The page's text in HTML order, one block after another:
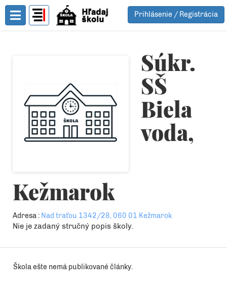
Toggle Menu
Prihlásenie / Registrácia
Súkr.
SŠ
Biela
voda,
Kežmarok
Adresa : Nad traťou 1342/28, 060 01 Kežmarok
Nie je zadaný stručný popis školy.
Škola ešte nemá publikované články.